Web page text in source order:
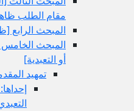
مقام الطلب
المبحث الرابع‏
المبحث الخامس‏
أو التعبدية]
تمهيد